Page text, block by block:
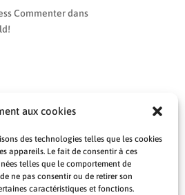
aux cookies
des technologies telles que les cookies
appareils. Le fait de consentir à ces
telles que le comportement de
ne pas consentir ou de retirer son
caractéristiques et fonctions.
Commenterdans